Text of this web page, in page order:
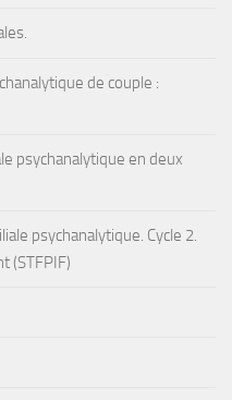
de couple :
psychanalytique en deux
psychanalytique. Cycle 2.
(STFPIF)